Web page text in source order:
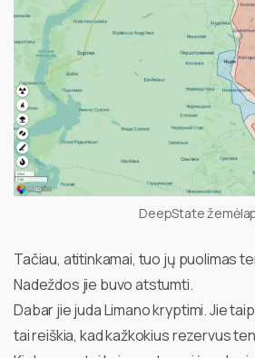
DeepState
Tačiau, atitinkamai, tuo jų puolimas
Nadeždos jie buvo atstumti.
Dabar jie juda Limano kryptimi. Jie
tai reiškia, kad kažkokius rezervus